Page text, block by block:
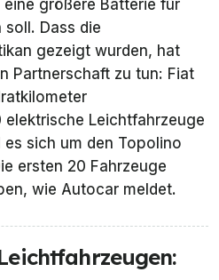
eine größere Batterie für
Dass die
gezeigt wurden, hat
Partnerschaft zu tun: Fiat
Leichtfahrzeuge
sich um den Topolino
ersten 20 Fahrzeuge
wie Autocar meldet.